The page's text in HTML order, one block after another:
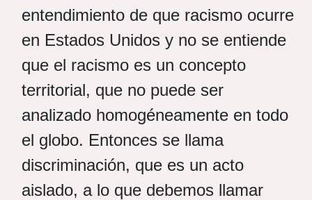
entendimiento de que racismo ocurre
en Estados Unidos y no se entiende
que el racismo es un concepto
territorial, que no puede ser
analizado homogéneamente en todo
el globo. Entonces se llama
discriminación, que es un acto
aislado, a lo que debemos llamar